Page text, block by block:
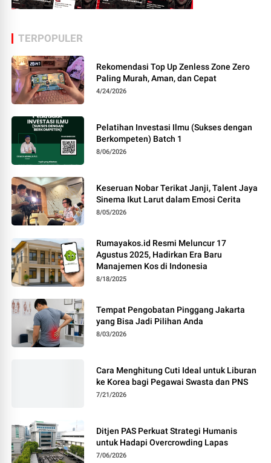
TERPOPULER
Rekomendasi Top Up Zenless Zone Zero
Paling Murah, Aman, dan Cepat
4/24/2026
Pelatihan Investasi Ilmu (Sukses dengan
Berkompeten) Batch 1
8/06/2026
Keseruan Nobar Terikat Janji, Talent Jaya
Sinema Ikut Larut dalam Emosi Cerita
8/05/2026
Rumayakos.id Resmi Meluncur 17
Agustus 2025, Hadirkan Era Baru
Manajemen Kos di Indonesia
8/18/2025
Tempat Pengobatan Pinggang Jakarta
yang Bisa Jadi Pilihan Anda
8/03/2026
Cara Menghitung Cuti Ideal untuk Liburan
ke Korea bagi Pegawai Swasta dan PNS
7/21/2026
Ditjen PAS Perkuat Strategi Humanis
untuk Hadapi Overcrowding Lapas
7/06/2026